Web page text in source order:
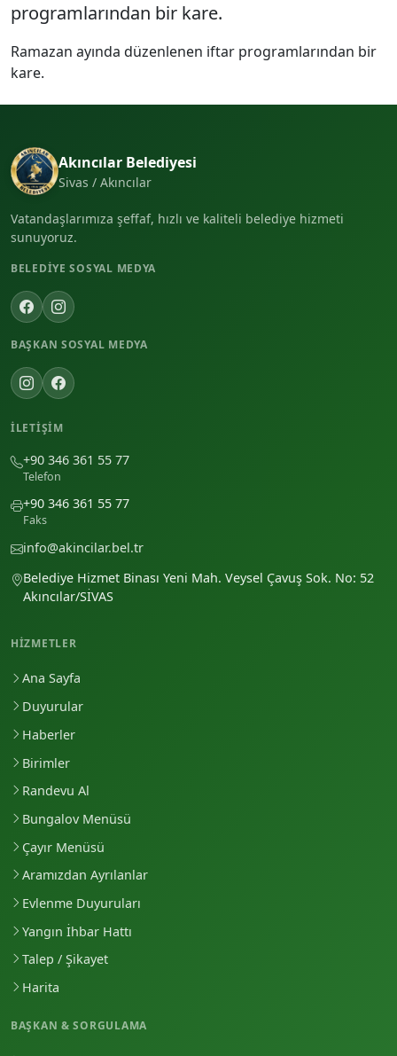
programlarından bir kare.
Ramazan ayında düzenlenen iftar programlarından bir
kare.
Akıncılar Belediyesi
Sivas / Akıncılar
Vatandaşlarımıza şeffaf, hızlı ve kaliteli belediye hizmeti
sunuyoruz.
BELEDIYE SOSYAL MEDYA
BAŞKAN SOSYAL MEDYA
İLETIŞIM
+90 346 361 55 77
Telefon
+90 346 361 55 77
Faks
info@akincilar.bel.tr
Belediye Hizmet Binası Yeni Mah. Veysel Çavuş Sok. No: 52
Akıncılar/SİVAS
HIZMETLER
Ana Sayfa
Duyurular
Haberler
Birimler
Randevu Al
Bungalov Menüsü
Çayır Menüsü
Aramızdan Ayrılanlar
Evlenme Duyuruları
Yangın İhbar Hattı
Talep / Şikayet
Harita
BAŞKAN & SORGULAMA